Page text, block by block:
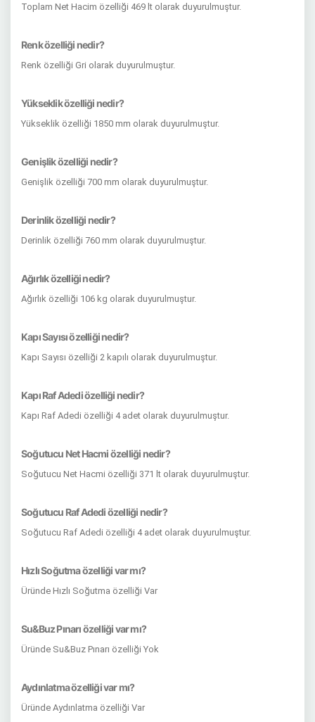
Toplam Net Hacim özelliği 469 lt olarak duyurulmuştur.
Renk özelliği nedir?
Renk özelliği Gri olarak duyurulmuştur.
Yükseklik özelliği nedir?
Yükseklik özelliği 1850 mm olarak duyurulmuştur.
Genişlik özelliği nedir?
Genişlik özelliği 700 mm olarak duyurulmuştur.
Derinlik özelliği nedir?
Derinlik özelliği 760 mm olarak duyurulmuştur.
Ağırlık özelliği nedir?
Ağırlık özelliği 106 kg olarak duyurulmuştur.
Kapı Sayısı özelliği nedir?
Kapı Sayısı özelliği 2 kapılı olarak duyurulmuştur.
Kapı Raf Adedi özelliği nedir?
Kapı Raf Adedi özelliği 4 adet olarak duyurulmuştur.
Soğutucu Net Hacmi özelliği nedir?
Soğutucu Net Hacmi özelliği 371 lt olarak duyurulmuştur.
Soğutucu Raf Adedi özelliği nedir?
Soğutucu Raf Adedi özelliği 4 adet olarak duyurulmuştur.
Hızlı Soğutma özelliği var mı?
Üründe Hızlı Soğutma özelliği Var
Su&Buz Pınarı özelliği var mı?
Üründe Su&Buz Pınarı özelliği Yok
Aydınlatma özelliği var mı?
Üründe Aydınlatma özelliği Var